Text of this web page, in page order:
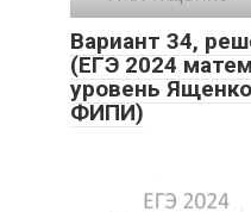
Вариант 34,
(ЕГЭ 2024
уровень
ФИПИ)